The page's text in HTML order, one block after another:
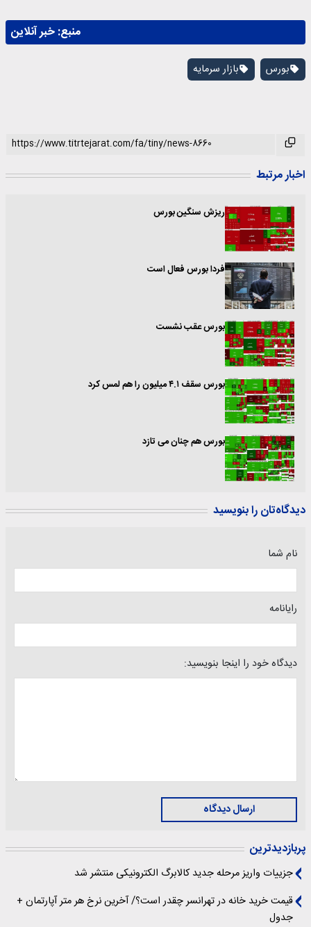
منبع:خبر آنلاین
بورس بازار سرمایه
اخبار مرتبط
ریزش سنگین بورس
فردا بورس فعال است
بورس عقب نشست
بورس سقف ۴.۱ میلیون را هم لمس کرد
بورس هم چنان می تازد
دیدگاه‌تان را بنویسید
نام شما
رایانامه
دیدگاه خود را اینجا بنویسید:
ارسال دیدگاه
پربازدیدترین
جزییات واریز مرحله جدید کالابرگ الکترونیکی منتشر شد
قیمت خرید خانه در تهرانسر چقدر است؟/ آخرین نرخ هر متر آپارتمان +
جدول